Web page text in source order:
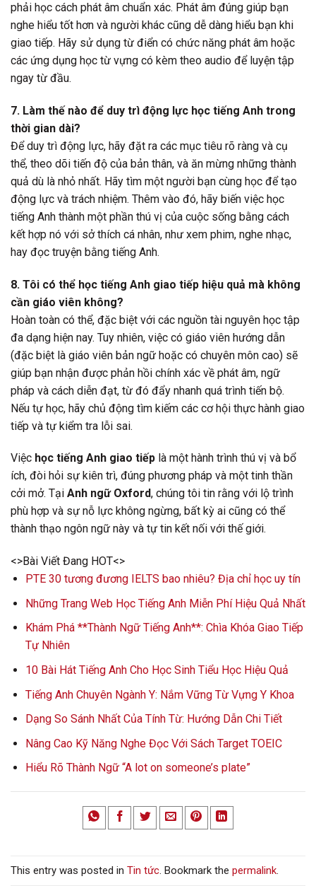
phải học cách phát âm chuẩn xác. Phát âm đúng giúp bạn
nghe hiểu tốt hơn và người khác cũng dễ dàng hiểu bạn khi
giao tiếp. Hãy sử dụng từ điển có chức năng phát âm hoặc
các ứng dụng học từ vựng có kèm theo audio để luyện tập
ngay từ đầu.
7. Làm thế nào để duy trì động lực học tiếng Anh trong
thời gian dài?
Để duy trì động lực, hãy đặt ra các mục tiêu rõ ràng và cụ
thể, theo dõi tiến độ của bản thân, và ăn mừng những thành
quả dù là nhỏ nhất. Hãy tìm một người bạn cùng học để tạo
động lực và trách nhiệm. Thêm vào đó, hãy biến việc học
tiếng Anh thành một phần thú vị của cuộc sống bằng cách
kết hợp nó với sở thích cá nhân, như xem phim, nghe nhạc,
hay đọc truyện bằng tiếng Anh.
8. Tôi có thể học tiếng Anh giao tiếp hiệu quả mà không
cần giáo viên không?
Hoàn toàn có thể, đặc biệt với các nguồn tài nguyên học tập
đa dạng hiện nay. Tuy nhiên, việc có giáo viên hướng dẫn
(đặc biệt là giáo viên bản ngữ hoặc có chuyên môn cao) sẽ
giúp bạn nhận được phản hồi chính xác về phát âm, ngữ
pháp và cách diễn đạt, từ đó đẩy nhanh quá trình tiến bộ.
Nếu tự học, hãy chủ động tìm kiếm các cơ hội thực hành giao
tiếp và tự kiểm tra lỗi sai.
Việc học tiếng Anh giao tiếp là một hành trình thú vị và bổ
ích, đòi hỏi sự kiên trì, đúng phương pháp và một tinh thần
cởi mở. Tại Anh ngữ Oxford, chúng tôi tin rằng với lộ trình
phù hợp và sự nỗ lực không ngừng, bất kỳ ai cũng có thể
thành thạo ngôn ngữ này và tự tin kết nối với thế giới.
<>Bài Viết Đang HOT<>
PTE 30 tương đương IELTS bao nhiêu? Địa chỉ học uy tín
Những Trang Web Học Tiếng Anh Miễn Phí Hiệu Quả Nhất
Khám Phá **Thành Ngữ Tiếng Anh**: Chìa Khóa Giao Tiếp
Tự Nhiên
10 Bài Hát Tiếng Anh Cho Học Sinh Tiểu Học Hiệu Quả
Tiếng Anh Chuyên Ngành Y: Nắm Vững Từ Vựng Y Khoa
Dạng So Sánh Nhất Của Tính Từ: Hướng Dẫn Chi Tiết
Nâng Cao Kỹ Năng Nghe Đọc Với Sách Target TOEIC
Hiểu Rõ Thành Ngữ “A lot on someone’s plate”
This entry was posted in Tin tức. Bookmark the permalink.